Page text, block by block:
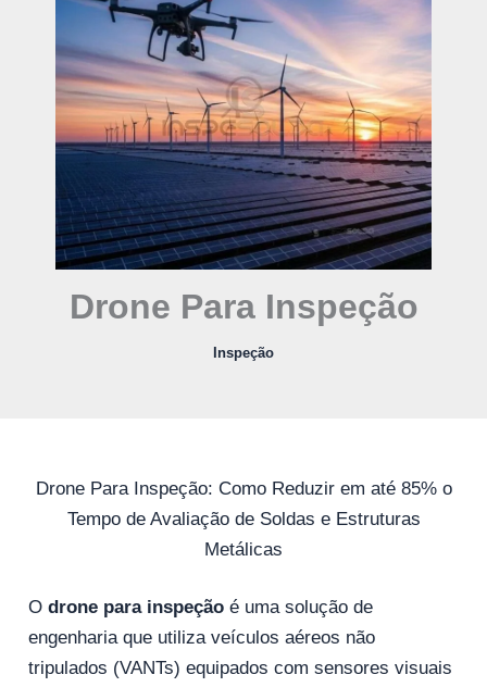
Drone Para Inspeção
Inspeção
Drone Para Inspeção: Como Reduzir em até 85% o
Tempo de Avaliação de Soldas e Estruturas
Metálicas
Odrone para inspeção é uma solução de
engenharia que utiliza veículos aéreos não
tripulados (VANTs) equipados com sensores visuais